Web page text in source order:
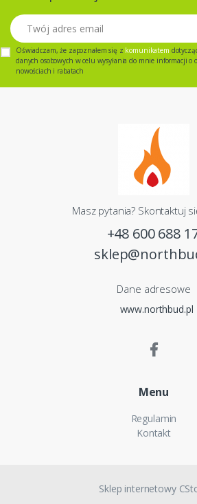
Twój adres email
Oświadczam, że zapoznałem się z komunikatem
danych osobowych w celu wysyłania do mnie informacji o
nowościach i rabatach
Masz pytania? Skontaktuj
+48 600 688
Dane adresowe
www.northbud.pl
Menu
Regulamin
Kontakt
Sklep internetowy